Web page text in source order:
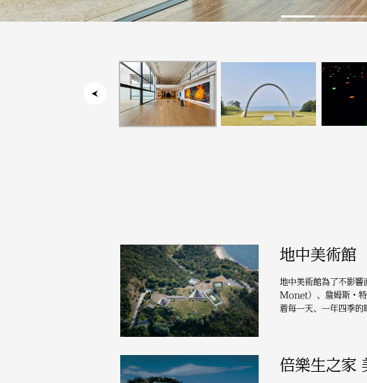
地中美術館
地中美術館為了不影
Monet）、詹姆斯・
着每一天、一年四季的
倍樂生之家